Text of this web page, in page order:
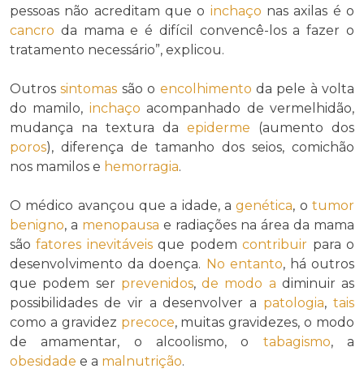
pessoas não acreditam que o inchaço nas axilas é o
cancro da mama e é difícil convencê-los a fazer o
tratamento necessário”, explicou.
Outrossintomas são o encolhimento da pele à volta
do mamilo, inchaço acompanhado de vermelhidão,
mudança na textura da epiderme (aumento dos
poros), diferença de tamanho dos seios, comichão
nos mamilos e hemorragia.
O médico avançou que a idade, agenética, otumor
benigno, a menopausa e radiações na área da mama
sãofatores inevitáveisque podemcontribuir para o
desenvolvimento da doença. No entanto, há outros
que podem ser prevenidos, de modo a diminuir as
possibilidades de vir a desenvolver a patologia,tais
como a gravidez precoce, muitas gravidezes, o modo
de amamentar, o alcoolismo, o tabagismo, a
obesidade e a malnutrição.